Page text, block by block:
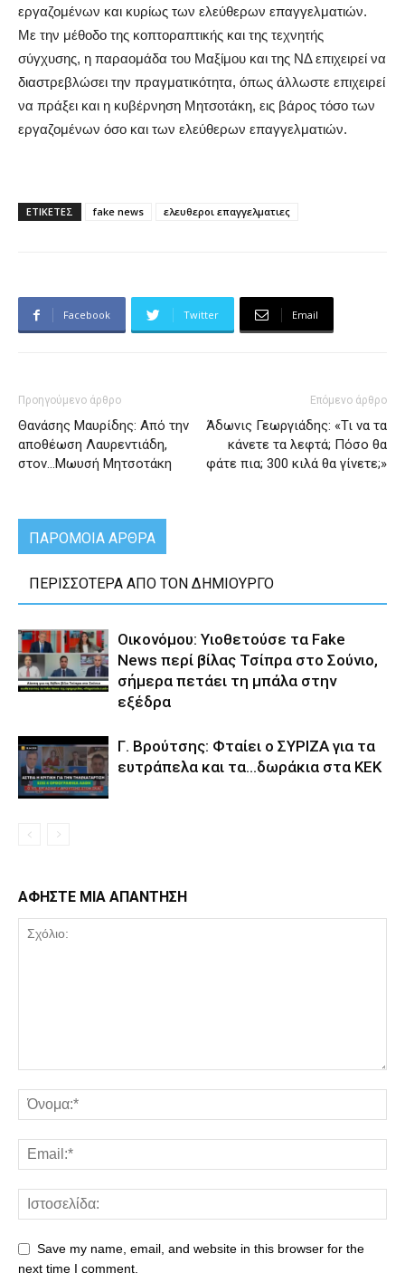
εργαζομένων και κυρίως των ελεύθερων επαγγελματιών.
Με την μέθοδο της κοπτοραπτικής και της τεχνητής
σύγχυσης, η παραομάδα του Μαξίμου και της ΝΔ επιχειρεί να
διαστρεβλώσει την πραγματικότητα, όπως άλλωστε επιχειρεί
να πράξει και η κυβέρνηση Μητσοτάκη, εις βάρος τόσο των
εργαζομένων όσο και των ελεύθερων επαγγελματιών.
ΕΤΙΚΕΤΕΣ fake news ελευθεροι επαγγελματιες
Facebook Twitter Email
Προηγούμενο άρθρο
Θανάσης Μαυρίδης: Από την
αποθέωση Λαυρεντιάδη,
στον…Μωυσή Μητσοτάκη
Επόμενο άρθρο
Άδωνις Γεωργιάδης: «Τι να τα
κάνετε τα λεφτά; Πόσο θα
φάτε πια; 300 κιλά θα γίνετε;»
ΠΑΡΟΜΟΙΑ ΑΡΘΡΑ
ΠΕΡΙΣΣΟΤΕΡΑ ΑΠΟ ΤΟΝ ΔΗΜΙΟΥΡΓΟ
Οικονόμου: Υιοθετούσε τα Fake
News περί βίλας Τσίπρα στο Σούνιο,
σήμερα πετάει τη μπάλα στην
εξέδρα
Γ. Βρούτσης: Φταίει ο ΣΥΡΙΖΑ για τα
ευτράπελα και τα…δωράκια στα ΚΕΚ
ΑΦΗΣΤΕ ΜΙΑ ΑΠΑΝΤΗΣΗ
Save my name, email, and website in this browser for the
next time I comment.